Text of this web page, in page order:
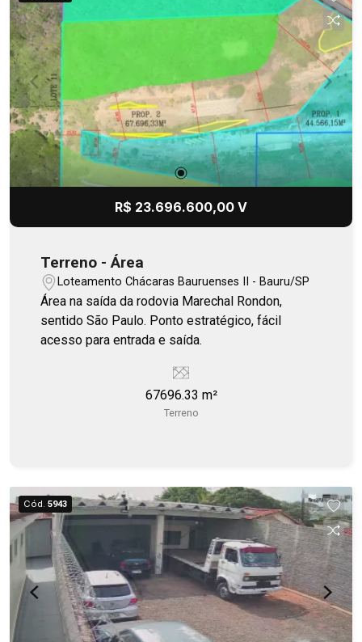
R$ 23.696.600,00 V
Terreno - Área
Loteamento Chácaras Bauruenses II - Bauru/SP
Área na saída da rodovia Marechal Rondon,
sentido São Paulo. Ponto estratégico, fácil
acesso para entrada e saída.
67696.33 m²
Terreno
Cód. 5943